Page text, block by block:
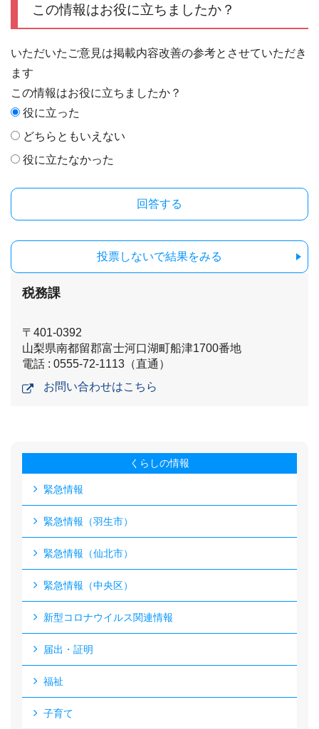
この情報はお役に立ちましたか？
いただいたご意見は掲載内容改善の参考とさせていただき
ます
この情報はお役に立ちましたか？
役に立った
どちらともいえない
役に立たなかった
投票しないで結果をみる
税務課
〒401-0392
山梨県南都留郡富士河口湖町船津1700番地
電話 : 0555-72-1113（直通）
お問い合わせはこちら
くらしの情報
緊急情報
緊急情報（羽生市）
緊急情報（仙北市）
緊急情報（中央区）
新型コロナウイルス関連情報
届出・証明
福祉
子育て